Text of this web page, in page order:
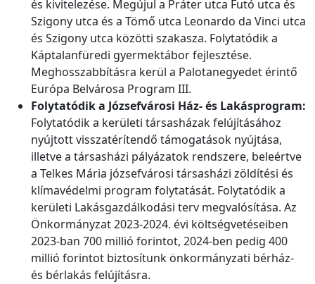
és kivitelezése. Megújul a Práter utca Futó utca és
Szigony utca és a Tömő utca Leonardo da Vinci utca
és Szigony utca közötti szakasza. Folytatódik a
Káptalanfüredi gyermektábor fejlesztése.
Meghosszabbításra kerül a Palotanegyedet érintő
Európa Belvárosa Program III.
Folytatódik a Józsefvárosi Ház- és Lakásprogram:
Folytatódik a kerületi társasházak felújításához
nyújtott visszatérítendő támogatások nyújtása,
illetve a társasházi pályázatok rendszere, beleértve
a Telkes Mária józsefvárosi társasházi zöldítési és
klímavédelmi program folytatását. Folytatódik a
kerületi Lakásgazdálkodási terv megvalósítása. Az
Önkormányzat 2023-2024. évi költségvetéseiben
2023-ban 700 millió forintot, 2024-ben pedig 400
millió forintot biztosítunk önkormányzati bérház-
és bérlakás felújításra.